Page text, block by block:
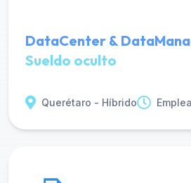
DataCenter &
Sueldo oculto
Querétaro - Híbrido